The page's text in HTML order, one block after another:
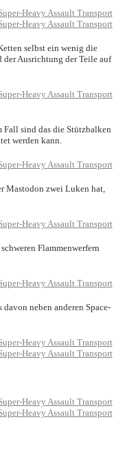
selbst ein wenig die
Ausrichtung der Teile auf
Fall sind das die Stützbalken
werden kann.
Mastodon zwei Luken hat,
Flammenwerfern
neben anderen Space-